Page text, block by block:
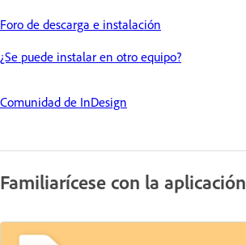
Foro de descarga e instalación
¿Se puede instalar en otro equipo?
Comunidad de InDesign
Familiarícese con la aplicación